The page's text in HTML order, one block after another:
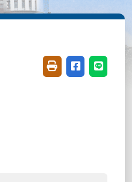
友善列印(開新視窗)
分享至臉書(
分享至